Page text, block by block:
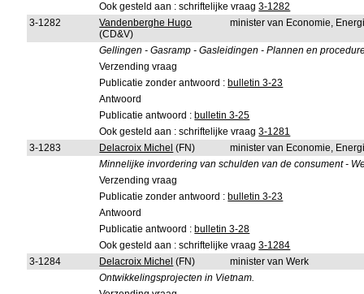
Ook gesteld aan : schriftelijke vraag3-1282
3-1282
Vandenberghe Hugo
(CD&V)
minister van Economie,
Gellingen - Gasramp - Gasleidingen - Plannen en
Verzending vraag
Publicatie zonder antwoord : bulletin 3-23
Antwoord
Publicatie antwoord : bulletin 3-25
Ook gesteld aan : schriftelijke vraag3-1281
3-1283
Delacroix Michel (FN)
minister van Economie,
Minnelijke invordering van schulden van de consument -
Verzending vraag
Publicatie zonder antwoord : bulletin 3-23
Antwoord
Publicatie antwoord : bulletin 3-28
Ook gesteld aan : schriftelijke vraag3-1284
3-1284
Delacroix Michel (FN)
minister van Werk
Ontwikkelingsprojecten in Vietnam.